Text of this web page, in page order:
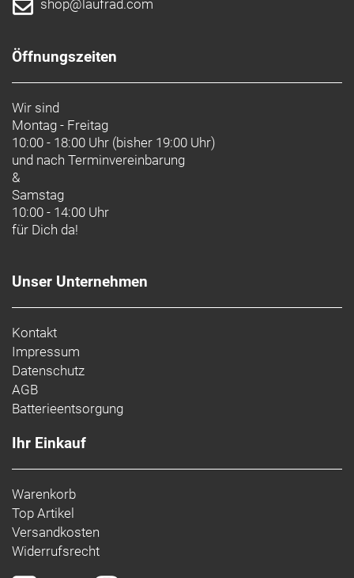
shop@laufrad.com
Öffnungszeiten
Wir sind
Montag - Freitag
10:00 - 18:00 Uhr (bisher 19:00 Uhr)
und nach Terminvereinbarung
&
Samstag
10:00 - 14:00 Uhr
für Dich da!
Unser Unternehmen
Kontakt
Impressum
Datenschutz
AGB
Batterieentsorgung
Ihr Einkauf
Warenkorb
Top Artikel
Versandkosten
Widerrufsrecht